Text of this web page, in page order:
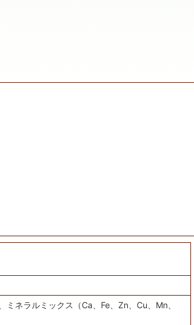
ネラルミックス（Ca、Fe、Zn、Cu、Mn、